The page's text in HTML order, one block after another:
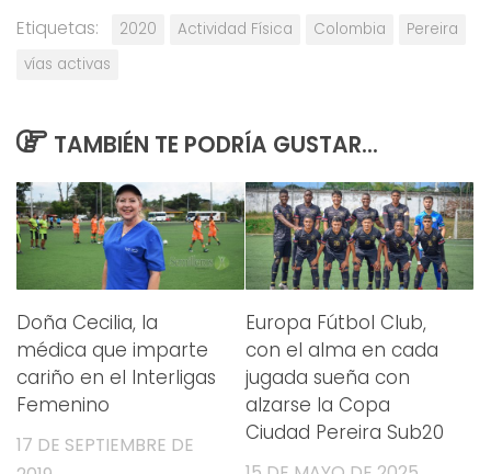
Etiquetas: 2020 Actividad Física Colombia
Pereira
vías activas
TAMBIÉN TE PODRÍA GUSTAR...
Doña Cecilia, la
médica que imparte
cariño en el Interligas
Femenino
17 DE SEPTIEMBRE DE
Europa Fútbol Club,
con el alma en cada
jugada sueña con
alzarse la Copa
Ciudad Pereira Sub20